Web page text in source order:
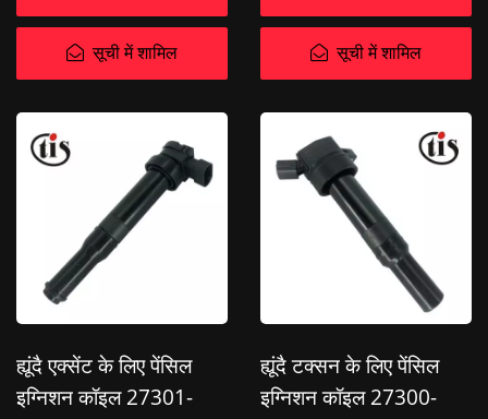
सूची में शामिल सूची में शामिल
ह्यूंदै एक्सेंट के लिए पेंसिल
इग्निशन कॉइल 27301-
ह्यूंदै टक्सन के लिए पेंसिल
इग्निशन कॉइल 27300-